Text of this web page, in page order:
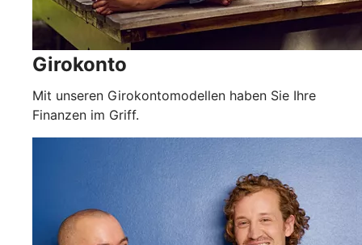
Girokonto
Mit unseren Girokontomodellen haben Sie Ihre
Finanzen im Griff.